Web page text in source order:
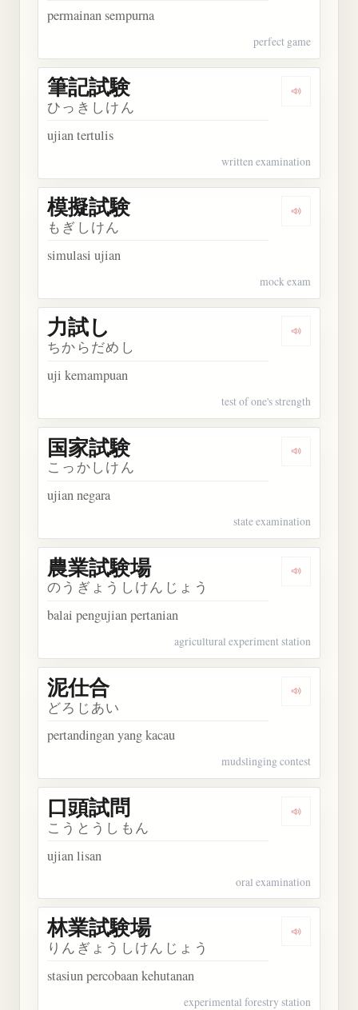
permainan sempurna
perfect game
Dengarkan
筆記試験
ひっきしけん
ujian tertulis
written examination
Dengarkan
模擬試験
もぎしけん
simulasi ujian
mock exam
Dengarkan
力試し
ちからだめし
uji kemampuan
test of one's strength
Dengarkan
国家試験
こっかしけん
ujian negara
state examination
Dengarkan
農業試験場
のうぎょうしけんじょう
balai pengujian pertanian
agricultural experiment station
Dengarkan
泥仕合
どろじあい
pertandingan yang kacau
mudslinging contest
Dengarkan
口頭試問
こうとうしもん
ujian lisan
oral examination
Dengarkan
林業試験場
りんぎょうしけんじょう
stasiun percobaan kehutanan
experimental forestry station